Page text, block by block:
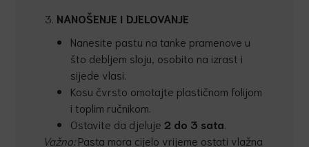
NANOŠENJE I DJELOVANJE
Nanesite pastu na tanke pramenove u
što debljem sloju, osobito na izrast i
sijede vlasi.
Kosu čvrsto omotajte plastičnom folijom
i toplim ručnikom.
Ostavite da djeluje2 do 3 sata
Važno:Pasta mora cijelo vrijeme ostati vlažna